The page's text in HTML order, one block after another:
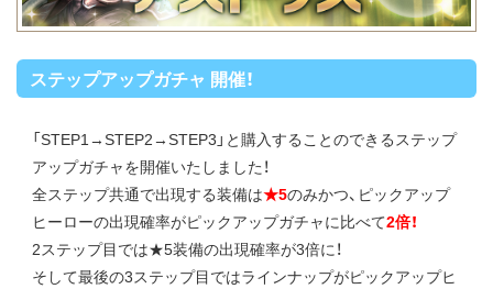
ステップアップガチャ 開催！
「STEP1→STEP2→STEP3」と購入することのできるステップ
アップガチャを開催いたしました！
全ステップ共通で出現する装備は★5のみかつ、ピックアップ
ヒーローの出現確率がピックアップガチャに比べて2倍！
2ステップ目では★5装備の出現確率が3倍に！
そして最後の3ステップ目ではラインナップがピックアップヒ